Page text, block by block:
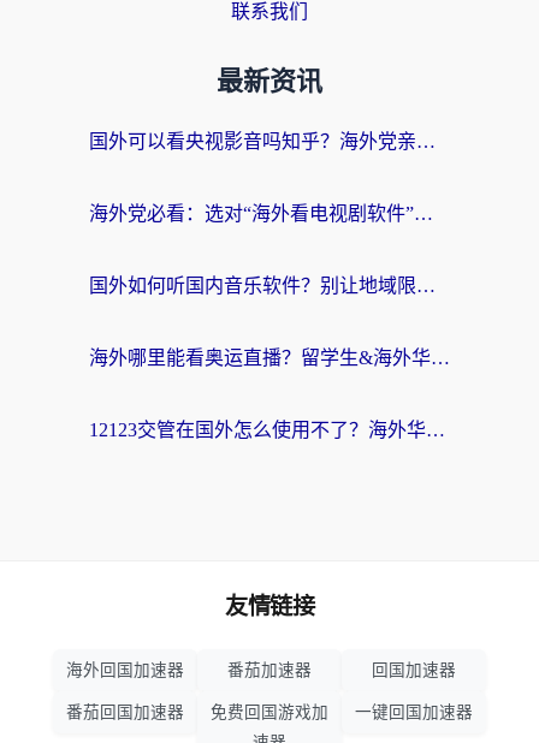
联系我们
最新资讯
国外可以看央视影音吗知乎？海外党亲测有效的回国加速方案
海外党必看：选对“海外看电视剧软件”，再也不用愁国内剧刷不了
国外如何听国内音乐软件？别让地域限制，断了你的中文歌单
海外哪里能看奥运直播？留学生&海外华人必看的体育赛事观赛终极指南
12123交管在国外怎么使用不了？海外华人必看的无缝访问国内资源指南
友情链接
海外回国加速器 番茄加速器 回国加速器
番茄回国加速器
免费回国游戏加
一键回国加速器